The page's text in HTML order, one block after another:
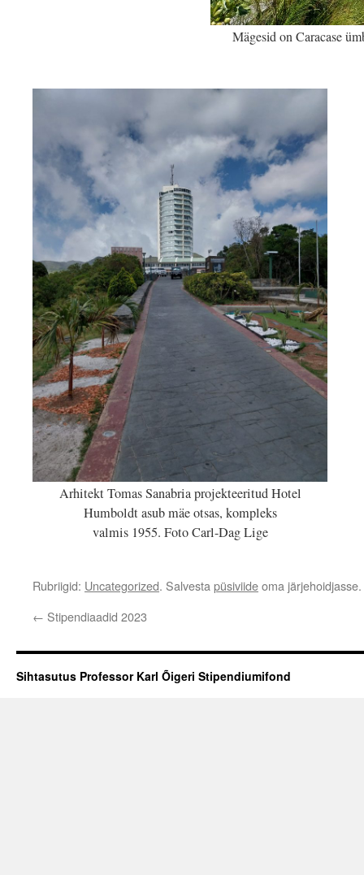
Mägesid on Caracase
Arhitekt Tomas Sanabria projekteeritud Hotel
Humboldt asub mäe otsas, kompleks
valmis 1955. Foto Carl-Dag Lige
Rubriigid: Uncategorized. Salvesta püsiviideoma järjehoidjasse.
← Stipendiaadid 2023
Sihtasutus Professor Karl Õigeri Stipendiumifond